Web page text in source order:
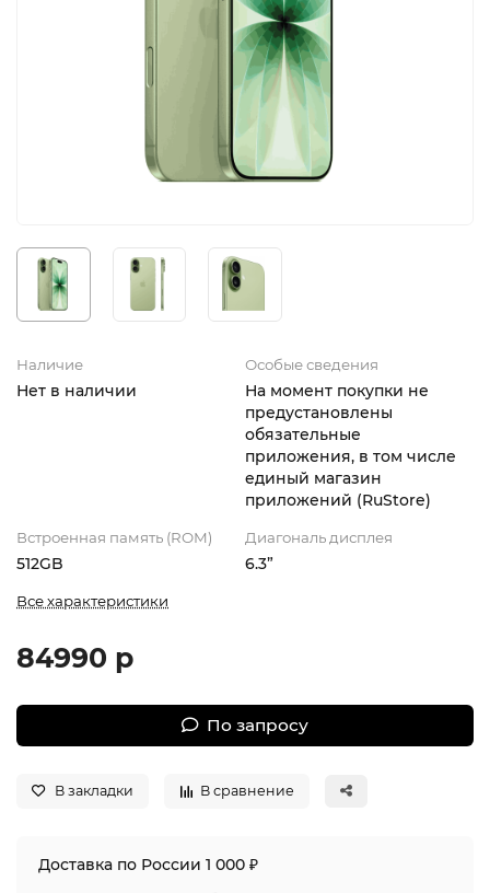
Все категории (12)
Все категории (9)
AirTag
HomePod
Все категории (17)
Наличие
Нет в наличии
Особые сведения
На момент покупки не
предустановлены
обязательные
приложения, в том числе
единый магазин
приложений (RuStore)
Встроенная память (ROM)
512GB
Диагональ дисплея
6.3”
Все характеристики
84990 р
По запросу
В закладки В сравнение
Доставка по России 1 000 ₽